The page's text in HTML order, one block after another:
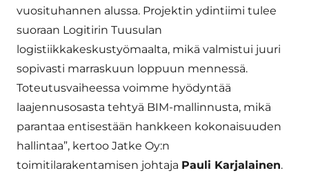
vuosituhannen alussa. Projektin ydintiimi tulee
suoraan Logitirin Tuusulan
logistiikkakeskustyömaalta, mikä valmistui juuri
sopivasti marraskuun loppuun mennessä.
Toteutusvaiheessa voimme hyödyntää
laajennusosasta tehtyä BIM-mallinnusta, mikä
parantaa entisestään hankkeen kokonaisuuden
hallintaa”, kertoo Jatke Oy:n
toimitilarakentamisen johtaja Pauli Karjalainen.